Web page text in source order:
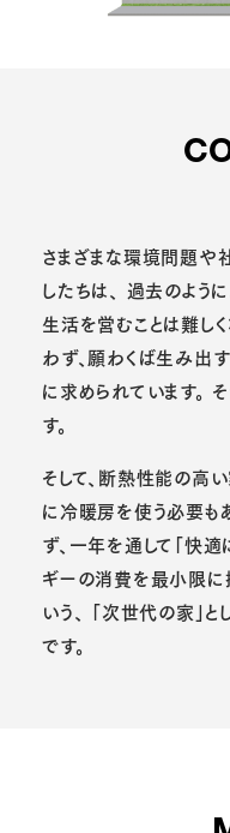
さまざまな環境問題や
したちは、 過去のよう
生活を営むことは難しく
わず、願わくば生み出
に求められています。
す。
そして、断熱性能の高
に冷暖房を使う必要も
ず、一年を通して「快適
ギーの消費を最小限に
いう、
「次世代の家」
です。